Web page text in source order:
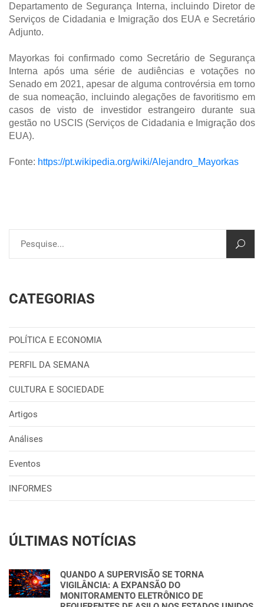
Departamento de Segurança Interna, incluindo Diretor de
Serviços de Cidadania e Imigração dos EUA e Secretário
Adjunto.
Mayorkas foi confirmado como Secretário de Segurança
Interna após uma série de audiências e votações no
Senado em 2021, apesar de alguma controvérsia em torno
de sua nomeação, incluindo alegações de favoritismo em
casos de visto de investidor estrangeiro durante sua
gestão no USCIS (Serviços de Cidadania e Imigração dos
EUA).
Fonte: https://pt.wikipedia.org/wiki/Alejandro_Mayorkas
CATEGORIAS
POLÍTICA E ECONOMIA
PERFIL DA SEMANA
CULTURA E SOCIEDADE
Artigos
Análises
Eventos
INFORMES
ÚLTIMAS NOTÍCIAS
QUANDO A SUPERVISÃO SE TORNA
VIGILÂNCIA: A EXPANSÃO DO
MONITORAMENTO ELETRÔNICO DE